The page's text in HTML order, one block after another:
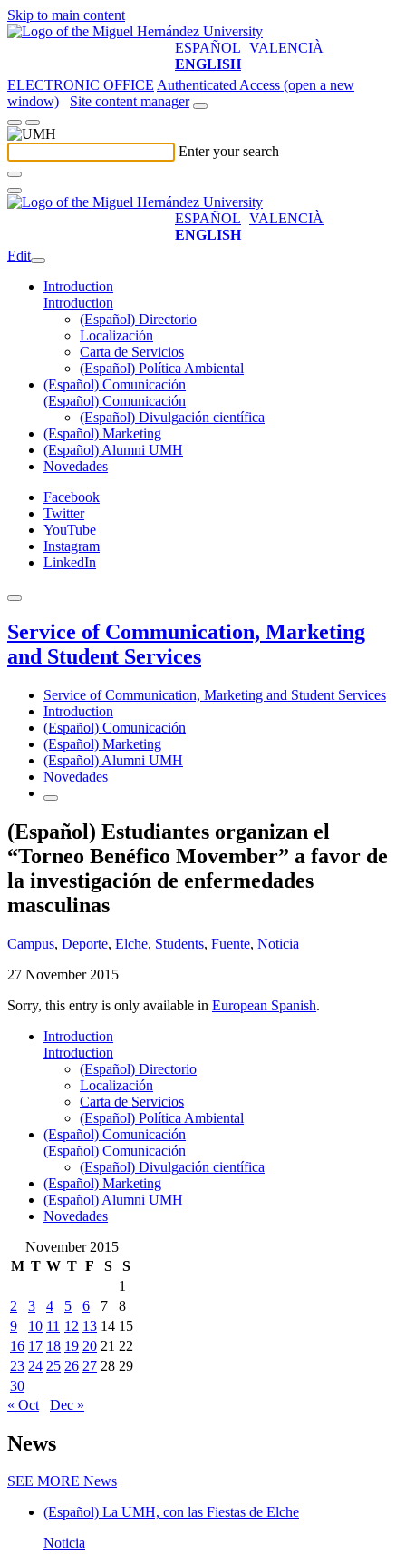
Skip to main content
ESPAÑOL VALENCIÀ
ENGLISH
ELECTRONIC OFFICE Authenticated Access (open a new
window)
Site content manager
Enter your search
ESPAÑOL VALENCIÀ
ENGLISH
Edit
Introduction
Introduction
(Español) Directorio
Localización
Carta de Servicios
(Español) Política Ambiental
(Español) Comunicación
(Español) Comunicación
(Español) Divulgación científica
(Español) Marketing
(Español) Alumni UMH
Novedades
Facebook
Twitter
YouTube
Instagram
LinkedIn
Service of Communication, Marketing
and Student Services
Service of Communication, Marketing and Student Services
Introduction
(Español) Comunicación
(Español) Marketing
(Español) Alumni UMH
Novedades
(Español) Estudiantes organizan el
“Torneo Benéfico Movember” a favor de
la investigación de enfermedades
masculinas
Campus, Deporte, Elche, Students, Fuente, Noticia
27 November 2015
Sorry, this entry is only available in European Spanish.
Introduction
Introduction
(Español) Directorio
Localización
Carta de Servicios
(Español) Política Ambiental
(Español) Comunicación
(Español) Comunicación
(Español) Divulgación científica
(Español) Marketing
(Español) Alumni UMH
Novedades
November 2015
M T W T F S
S
1
2
3 4 5 6 7
8
9
10 11 12 13 14 15
16 17 18 19 20 21 22
23 24 25 26 27 28 29
30
« Oct
Dec »
News
SEE MORE News
(Español) La UMH, con las Fiestas de Elche
Noticia